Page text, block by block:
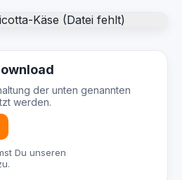
der unten genannten
werden.
Du unseren